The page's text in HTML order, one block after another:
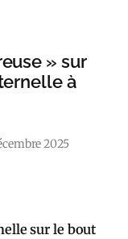
» sur
à
2025
sur le bout